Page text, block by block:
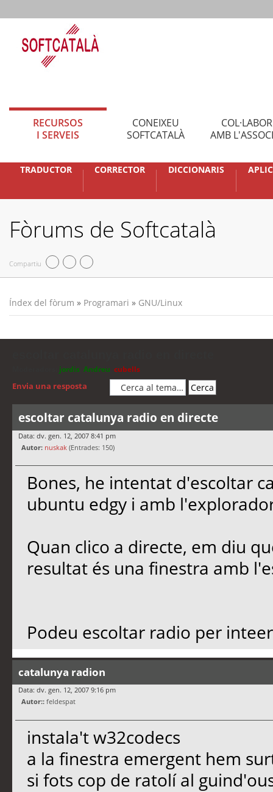
RECURSOS
I SERVEIS
CONEIXEU
SOFTCATALÀ
AMB
TRADUCTOR CORRECTOR DICCIONARIS
Fòrums de Softcatalà
Compartiu
Índex del fòrum » Programari » GNU/Linux
jordis Andreu cubells
Envia una resposta
escoltar catalunya radio en directe
Data: dv. gen. 12, 2007 8:41 pm
Autor: nuskak (Entrades: 150)
Bones, he intentat d'escoltar
ubuntu edgy i amb
Quan clico a directe, em diu
resultat és una finestra amb
Podeu escoltar radio per
catalunya radion
Data: dv. gen. 12, 2007 9:16 pm
Autor:: feldespat
instala't w32codecs
a la finestra emergent hem
si fots cop de ratolí al